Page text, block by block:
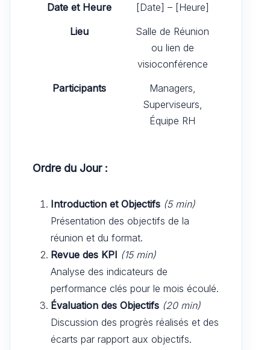
Date et Heure
[Date] – [Heure]
Lieu
Salle de Réunion
ou lien de
visioconférence
Participants
Managers,
Superviseurs,
Équipe RH
Ordre du Jour :
Introduction et Objectifs (5 min)
Présentation des objectifs de la
réunion et du format.
Revue des KPI (15 min)
Analyse des indicateurs de
performance clés pour le mois écoulé.
Évaluation des Objectifs (20 min)
Discussion des progrès réalisés et des
écarts par rapport aux objectifs.